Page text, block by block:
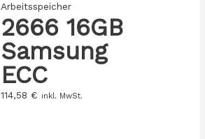
Arbeitsspeicher
2666 16GB
Samsung
ECC
114,58 € inkl. MwSt.